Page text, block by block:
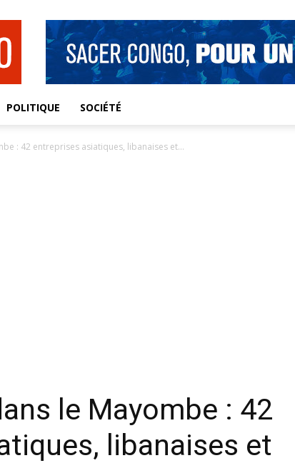
POLITIQUE SOCIÉTÉ
: 42 entreprises asiatiques, libanaises et...
le Mayombe : 42
libanaises et